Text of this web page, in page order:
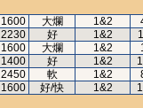
1600 大爛 1&2
2230 好 1&2
1600 大爛 1&2
1400 好 1&2
2450 軟 1&2
1600 好/快 1&2